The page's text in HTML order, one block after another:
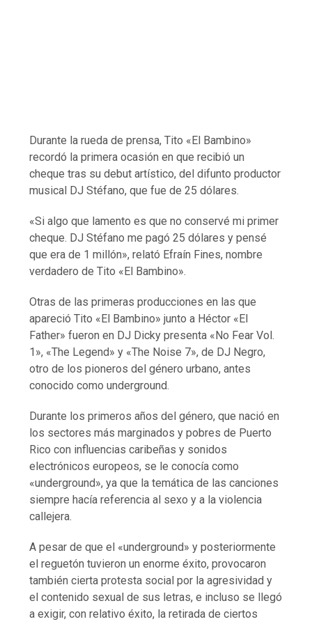
Durante la rueda de prensa, Tito «El Bambino»
recordó la primera ocasión en que recibió un
cheque tras su debut artístico, del difunto productor
musical DJ Stéfano, que fue de 25 dólares.
«Si algo que lamento es que no conservé mi primer
cheque. DJ Stéfano me pagó 25 dólares y pensé
que era de 1 millón», relató Efraín Fines, nombre
verdadero de Tito «El Bambino».
Otras de las primeras producciones en las que
apareció Tito «El Bambino» junto a Héctor «El
Father» fueron en DJ Dicky presenta «No Fear Vol.
1», «The Legend» y «The Noise 7», de DJ Negro,
otro de los pioneros del género urbano, antes
conocido como underground.
Durante los primeros años del género, que nació en
los sectores más marginados y pobres de Puerto
Rico con influencias caribeñas y sonidos
electrónicos europeos, se le conocía como
«underground», ya que la temática de las canciones
siempre hacía referencia al sexo y a la violencia
callejera.
A pesar de que el «underground» y posteriormente
el reguetón tuvieron un enorme éxito, provocaron
también cierta protesta social por la agresividad y
el contenido sexual de sus letras, e incluso se llegó
a exigir, con relativo éxito, la retirada de ciertos